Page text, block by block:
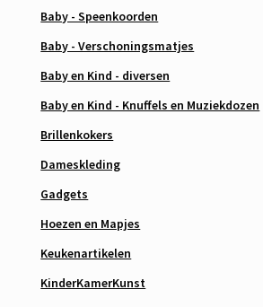
Baby - Speenkoorden
Baby - Verschoningsmatjes
Baby en Kind - diversen
Baby en Kind - Knuffels en Muziekdozen
Brillenkokers
Dameskleding
Gadgets
Hoezen en Mapjes
Keukenartikelen
KinderKamerKunst